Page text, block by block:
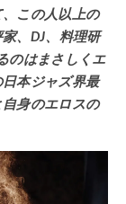
この人以上の
、DJ、料理研
のはまさしくエ
本ジャズ界最
身のエロスの